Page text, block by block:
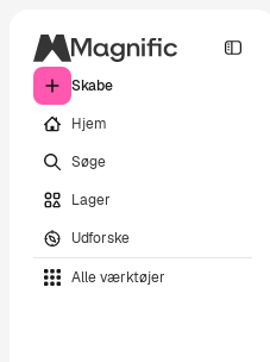
Skabe
Hjem
Søge
Lager
Udforske
Alle værktøjer